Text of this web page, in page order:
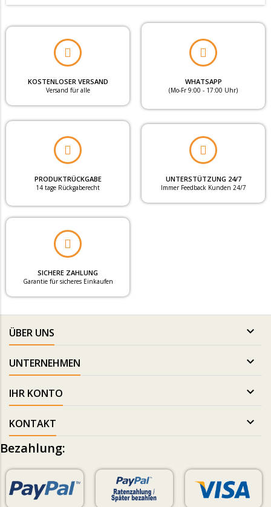
KOSTENLOSER VERSAND
Versand für alle
WHATSAPP
(Mo-Fr 9:00 - 17:00 Uhr)
PRODUKTRÜCKGABE
14 tage Rückgaberecht
UNTERSTÜTZUNG 24/7
Immer Feedback Kunden 24/7
SICHERE ZAHLUNG
Garantie für sicheres Einkaufen
ÜBER UNS 
UNTERNEHMEN 
IHR KONTO 
KONTAKT 
Bezahlung: